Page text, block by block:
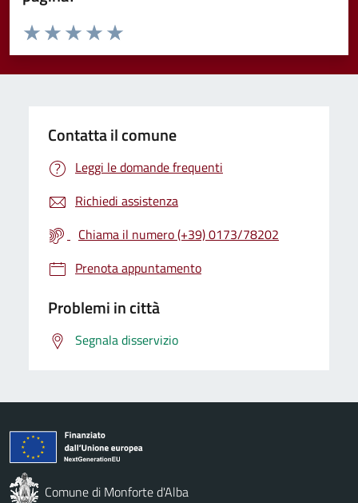
Valuta da 1 a 5 stelle la pagina
Valuta 5 stelle su 5
Valuta 4 stelle su 5
Valuta 3 stelle su 5
Valuta 2 stelle su 5
Valuta 1 stelle su 5
Contatta il comune
Leggi le domande frequenti
Richiedi assistenza
Chiama il numero (+39) 0173/78202
Prenota appuntamento
Problemi in città
Segnala disservizio
Comune di Monforte d'Alba